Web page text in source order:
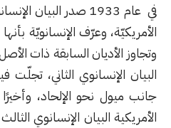
في عام 1933 صدر
الأمريكيّة، وعرّف الإنسانويّة
البيان الإنسانوي الثاني،
جانب ميول نحو الإلحاد،